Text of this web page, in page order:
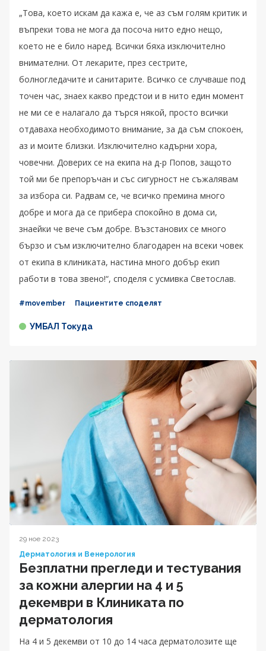
„Това, което искам да кажа е, че аз съм голям критик и
въпреки това не мога да посоча нито едно нещо,
което не е било наред. Всички бяха изключително
внимателни. От лекарите, през сестрите,
болногледачите и санитарите. Всичко се случваше под
точен час, знаех какво предстои и в нито един момент
не ми се е налагало да търся някой, просто всички
отдаваха необходимото внимание, за да съм спокоен,
аз и моите близки. Изключително кадърни хора,
човечни. Доверих се на екипа на д-р Попов, защото
той ми бе препоръчан и със сигурност не съжалявам
за избора си. Радвам се, че всичко премина много
добре и мога да се прибера спокойно в дома си,
знаейки че вече съм добре. Възстанових се много
бързо и съм изключително благодарен на всеки човек
от екипа в клиниката, настина много добър екип
работи в това звено!“, споделя с усмивка Светослав.
#movember Пациентите споделят
УМБАЛ Токуда
29 ное 2023
Дерматология и Венерология
Безплатни прегледи и тестувания
за кожни алергии на 4 и 5
декември в Клиниката по
дерматология
На 4 и 5 декемви от 10 до 14 часа дерматолозите ще